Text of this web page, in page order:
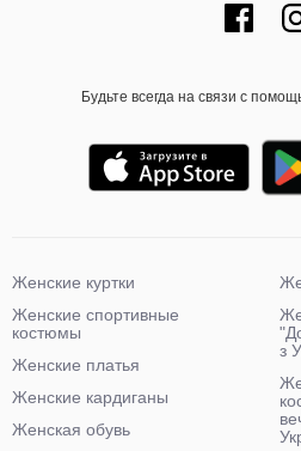
Будьте всегда на связи с
Женские куртки
Женские спортивные
костюмы
Женские платья
Женские кардиганы
Женская обувь
з